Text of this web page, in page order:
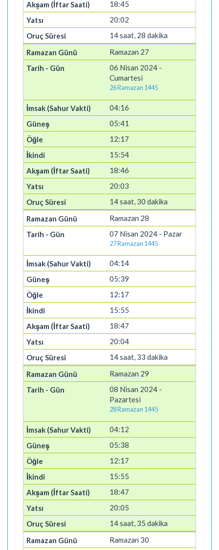
18:45
20:02
14 saat, 28 dakika
Ramazan 27
06 Nisan 2024 -
Cumartesi
26 Ramazan 1445
04:16
05:41
12:17
15:54
18:46
20:03
14 saat, 30 dakika
Ramazan 28
07 Nisan 2024 - Pazar
27 Ramazan 1445
04:14
05:39
12:17
15:55
18:47
20:04
14 saat, 33 dakika
Ramazan 29
08 Nisan 2024 -
Pazartesi
28 Ramazan 1445
04:12
05:38
12:17
15:55
18:47
20:05
14 saat, 35 dakika
Ramazan 30